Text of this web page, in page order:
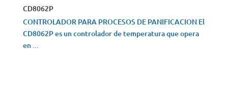
CD8062P
CONTROLADOR PARA PROCESOS DE PANIFICACION El
CD8062P es un controlador de temperatura que opera
en ...